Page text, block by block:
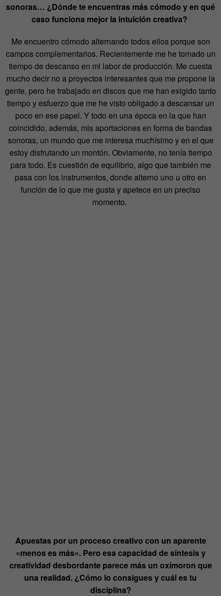
sonoras… ¿Dónde te encuentras más cómodo y en qué
caso funciona mejor la intuición creativa?
Me encuentro cómodo alternando todos ellos porque son
campos complementarios. Recientemente me he tomado un
tiempo de descanso en mi labor de producción. Me cuesta
mucho decir no a proyectos interesantes que me propone la
gente, pero he trabajado en discos que me han exigido tanto
tiempo y esfuerzo que me he visto obligado a descansar un
poco en ese papel. Y todo en una época en la que han
coincidido, además, mis aportaciones en forma de bandas
sonoras, un mundo que me interesa muchísimo y en el que
estoy disfrutando un montón. Obviamente, no tenía tiempo
para todo. Es cuestión de equilibrio, algo que también me
pasa con los instrumentos, donde alterno uno u otro en
función de lo que me gusta y apetece en un preciso
momento.
Apuestas por un proceso creativo con un aparente
«menos es más». Pero esa capacidad de síntesis y
creatividad desbordante parece más un oxímoron que
una realidad. ¿Cómo lo consigues y cuál es tu
disciplina?